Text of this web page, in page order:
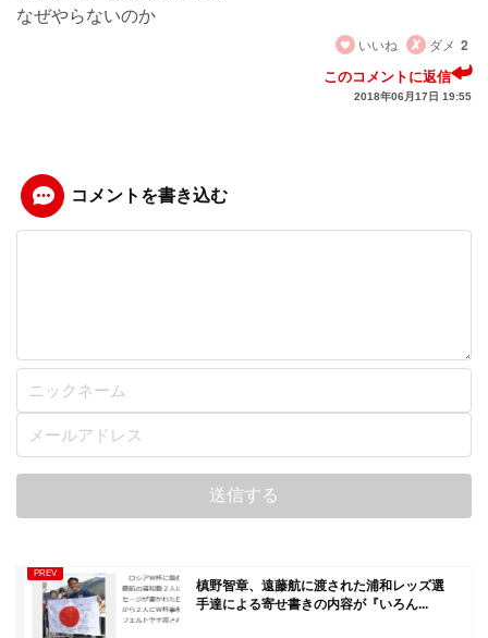
なぜやらないのか
いいね
ダメ 2
このコメントに返信
2018年06月17日 19:55
コメントを書き込む
槙野智章、遠藤航に渡された浦和レッズ選
手達による寄せ書きの内容が『いろん...